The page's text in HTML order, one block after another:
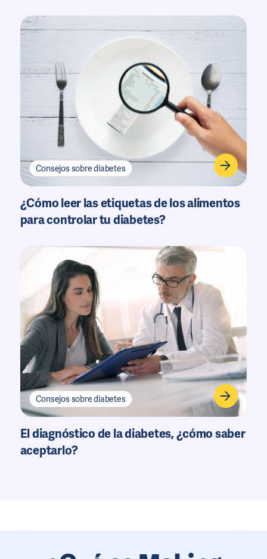
Consejos sobre diabetes
¿Cómo leer las etiquetas de los alimentos
para controlar tu diabetes?
Consejos sobre diabetes
El diagnóstico de la diabetes, ¿cómo saber
aceptarlo?